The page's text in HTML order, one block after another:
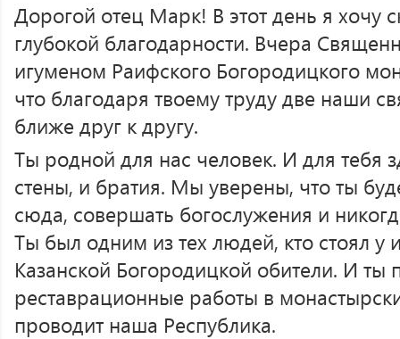
Дорогой отец Марк! В этот день я хочу
глубокой благодарности. Вчера
игуменом Раифского Богородицкого
что благодаря твоему труду две наши
ближе друг к другу.
Ты родной для нас человек. И для тебя
стены, и братия. Мы уверены, что ты
сюда, совершать богослужения и
Ты был одним из тех людей, кто стоял у
Казанской Богородицкой обители. И
реставрационные работы в
проводит наша Республика.